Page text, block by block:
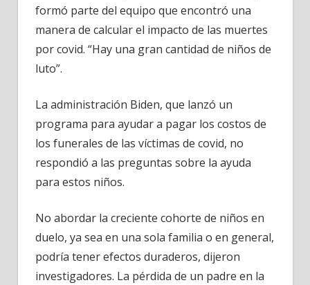
formó parte del equipo que encontró una
manera de calcular el impacto de las muertes
por covid. “Hay una gran cantidad de niños de
luto”.
La administración Biden, que lanzó un
programa para ayudar a pagar los costos de
los funerales de las víctimas de covid, no
respondió a las preguntas sobre la ayuda
para estos niños.
No abordar la creciente cohorte de niños en
duelo, ya sea en una sola familia o en general,
podría tener efectos duraderos, dijeron
investigadores. La pérdida de un padre en la